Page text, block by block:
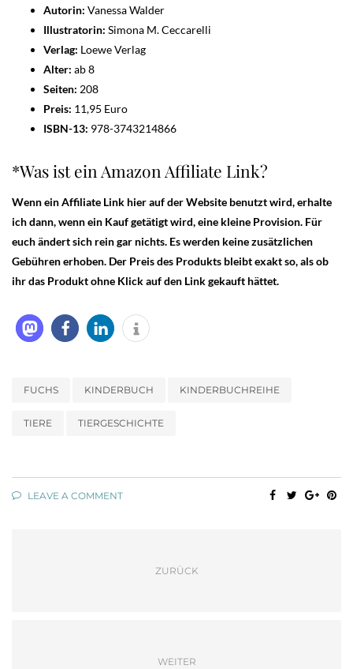
Autorin: Vanessa Walder
Illustratorin: Simona M. Ceccarelli
Verlag: Loewe Verlag
Alter: ab 8
Seiten: 208
Preis: 11,95 Euro
ISBN-13: 978-3743214866
*Was ist ein Amazon Affiliate Link?
Wenn ein Affiliate Link hier auf der Website benutzt wird, erhalte
ich dann, wenn ein Kauf getätigt wird, eine kleine Provision. Für
euch ändert sich rein gar nichts. Es werden keine zusätzlichen
Gebühren erhoben. Der Preis des Produkts bleibt exakt so, als ob
ihr das Produkt ohne Klick auf den Link gekauft hättet.
FUCHS KINDERBUCH KINDERBUCHREIHE
TIERE TIERGESCHICHTE
LEAVE A COMMENT
ZURÜCK
WEITER